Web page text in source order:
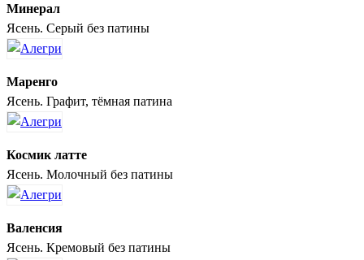
Минерал
Ясень. Серый без патины
Маренго
Ясень. Графит, тёмная патина
Космик латте
Ясень. Молочный без патины
Валенсия
Ясень. Кремовый без патины